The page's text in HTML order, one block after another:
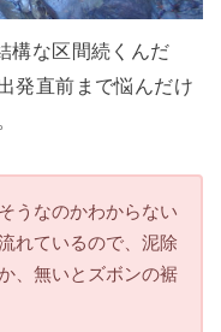
構な区間続くんだ
発直前まで悩んだけ
うなのかわからない
れているので、泥除
、無いとズボンの裾